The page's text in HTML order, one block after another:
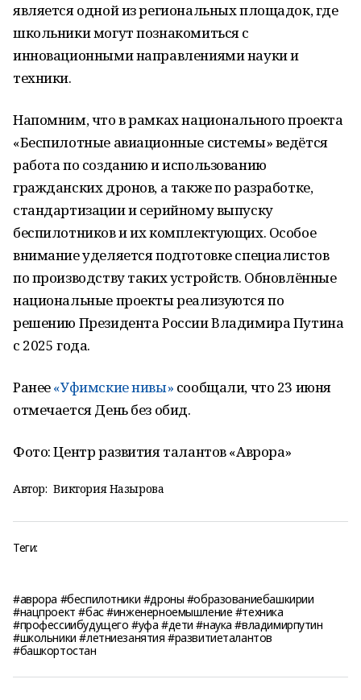
является одной из региональных площадок, где
школьники могут познакомиться с
инновационными направлениями науки и
техники.
Напомним, что в рамках национального проекта
«Беспилотные авиационные системы» ведётся
работа по созданию и использованию
гражданских дронов, а также по разработке,
стандартизации и серийному выпуску
беспилотников и их комплектующих. Особое
внимание уделяется подготовке специалистов
по производству таких устройств. Обновлённые
национальные проекты реализуются по
решению Президента России Владимира Путина
с 2025 года.
Ранее«Уфимские нивы» сообщали, что 23 июня
отмечается День без обид.
Фото:Центр развития талантов «Аврора»
Автор: Виктория Назырова
Теги:
#аврора #беспилотники #дроны #образованиебашкирии
#нацпроект #бас #инженерноемышление #техника
#профессиибудущего #уфа #дети #наука #владимирпутин
#школьники #летниезанятия #развитиеталантов
#башкортостан